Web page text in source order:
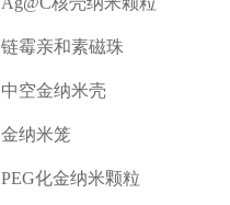
链霉亲和素磁珠
中空金纳米壳
金纳米笼
PEG化金纳米颗粒